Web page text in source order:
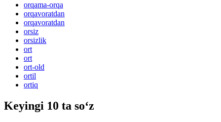
orqama-orqa
orqavoratdan
orqavoratdan
orsiz
orsizlik
ort
ort
ort-old
ortil
ortiq
Keyingi 10 ta so‘z